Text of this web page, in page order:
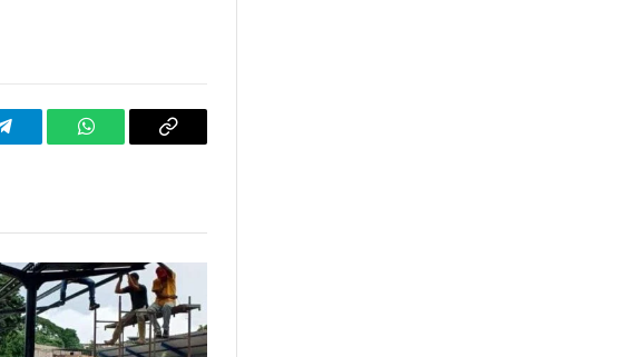
TelegramWhatsAppCopiar